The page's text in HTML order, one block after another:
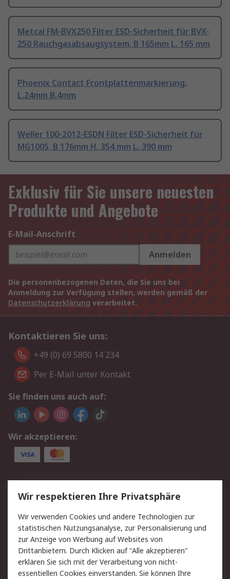
Metcal FM-BVX250 Filter ESD-Sicherheit für BVX-
250 Rauchgasabsaugsystem, B 165mm L. 165 mm
Phoenix Contact Frontplattenmarkierung,
L.24mm B.4mm
Weller 100-2012-ESDN Filter ESD-Sicherheit für
MG100S, B 176mm H. 354 mm L. 390 mm
Exklusiv für Sie unsere neuesten
Produkte und Angebote
E-Mail-Anschrift
Anmelden
Die personenbezogenen Daten, die Sie uns bei
Anmeldung zur Verfügung stellen, werden gemäß der
Datenschutzerklärung verarbeitet.
Kontaktieren Sie uns:
+49 (0) 69 5800 14 234
Per E-Mail unter Kontakt
Sie finden uns auch auf:
Wir akzeptieren:
Service
Value Added Services
Lieferlösungen
Rücksendungen
Kontakt
Hilfe
Privatkunden
Rechtliches
Wir respektieren Ihre Privatsphäre
Wir verwenden Cookies und andere Technologien zur
statistischen Nutzungsanalyse, zur Personalisierung und
zur Anzeige von Werbung auf Websites von
Drittanbietern. Durch Klicken auf "Alle akzeptieren"
erklären Sie sich mit der Verarbeitung von nicht-
essentiellen Cookies einverstanden. Sie können Ihre